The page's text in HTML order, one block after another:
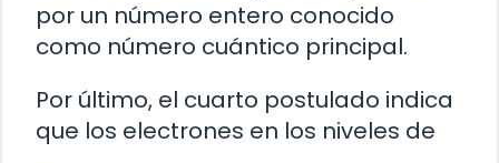
por un número entero conocido
como número cuántico principal.
Por último, el cuarto postulado indica
que los electrones en los niveles de